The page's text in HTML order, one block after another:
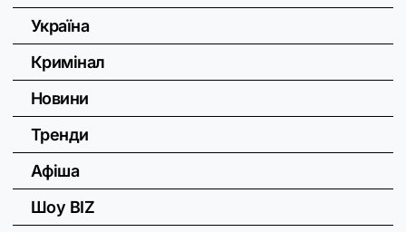
Україна
Кримінал
Новини
Тренди
Афіша
Шоу BIZ